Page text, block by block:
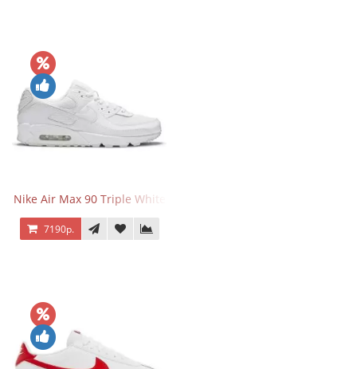
Nike Air Max 90 Triple White
7190р.